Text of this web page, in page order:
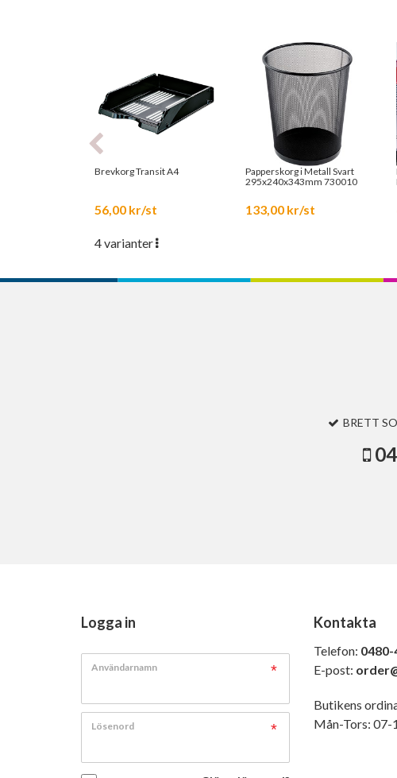
Brevkorg Transit A4
56,00 kr/st
4 varianter
Papperskorg i Metall Svart
295x240x343mm 730010
133,00 kr/st
BRETT
Logga in
Användarnamn
Lösenord
Kontakta
Telefon: 0480-
E-post:
Butikens
Mån-Tors: 07-